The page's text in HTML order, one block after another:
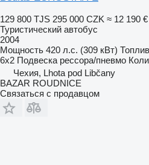
129 800 TJS 295 000 CZK ≈ 12 190 €
Туристический автобус
2004
Мощность 420 л.с. (309 кВт)
6x2 Подвеска рессора/пневмо
Чехия, Lhota pod Libčany
BAZAR ROUDNICE
Связаться с продавцом